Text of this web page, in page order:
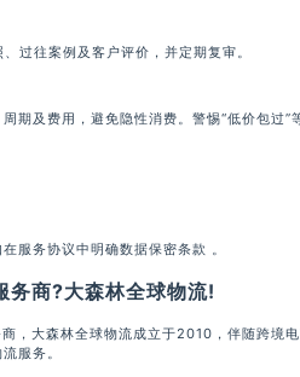
往案例及客户评价，并定期复审。
及费用，避免隐性消费。警惕“低价包过”
务协议中明确数据保密条款 。
商?大森林全球物流!
大森林全球物流成立于2010，伴随跨境电
服务。